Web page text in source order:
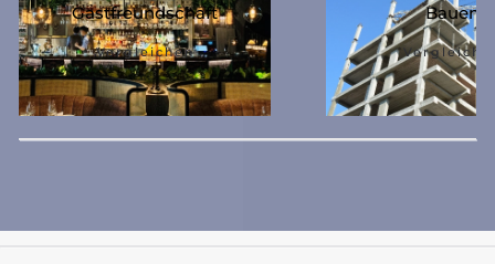
Gastfreundschaft
Vergleichen
Bauen